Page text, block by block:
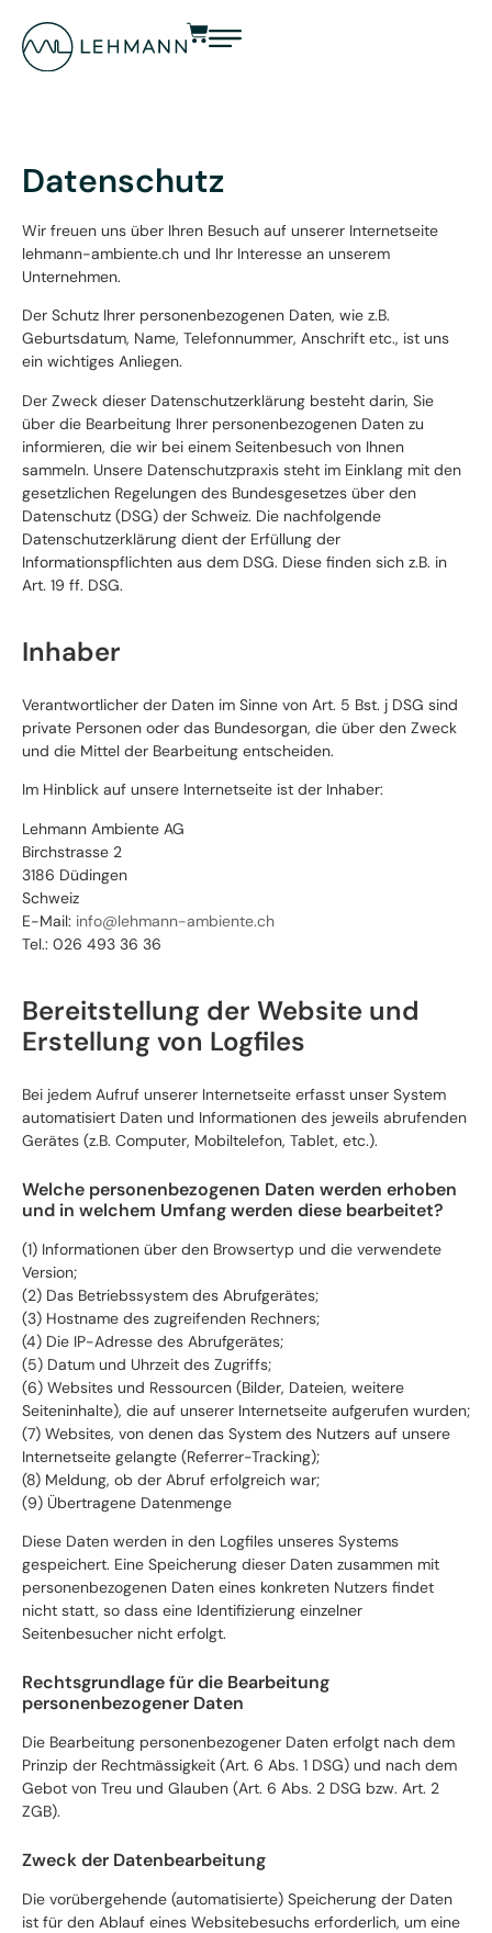
Datenschutz
Wir freuen uns über Ihren Besuch auf unserer Internetseite
lehmann-ambiente.ch und Ihr Interesse an unserem
Unternehmen.
Der Schutz Ihrer personenbezogenen Daten, wie z.B.
Geburtsdatum, Name, Telefonnummer, Anschrift etc., ist uns
ein wichtiges Anliegen.
Der Zweck dieser Datenschutzerklärung besteht darin, Sie
über die Bearbeitung Ihrer personenbezogenen Daten zu
informieren, die wir bei einem Seitenbesuch von Ihnen
sammeln. Unsere Datenschutzpraxis steht im Einklang mit den
gesetzlichen Regelungen des Bundesgesetzes über den
Datenschutz (DSG) der Schweiz. Die nachfolgende
Datenschutzerklärung dient der Erfüllung der
Informationspflichten aus dem DSG. Diese finden sich z.B. in
Art. 19 ff. DSG.
Inhaber
Verantwortlicher der Daten im Sinne von Art. 5 Bst. j DSG sind
private Personen oder das Bundesorgan, die über den Zweck
und die Mittel der Bearbeitung entscheiden.
Im Hinblick auf unsere Internetseite ist der Inhaber:
Lehmann Ambiente AG
Birchstrasse 2
3186 Düdingen
Schweiz
E-Mail: info@lehmann-ambiente.ch
Tel.: 026 493 36 36
Bereitstellung der Website und
Erstellung von Logfiles
Bei jedem Aufruf unserer Internetseite erfasst unser System
automatisiert Daten und Informationen des jeweils abrufenden
Gerätes (z.B. Computer, Mobiltelefon, Tablet, etc.).
Welche personenbezogenen Daten werden erhoben
und in welchem Umfang werden diese bearbeitet?
(1) Informationen über den Browsertyp und die verwendete
Version;
(2) Das Betriebssystem des Abrufgerätes;
(3) Hostname des zugreifenden Rechners;
(4) Die IP-Adresse des Abrufgerätes;
(5) Datum und Uhrzeit des Zugriffs;
(6) Websites und Ressourcen (Bilder, Dateien, weitere
Seiteninhalte), die auf unserer Internetseite aufgerufen wurden;
(7) Websites, von denen das System des Nutzers auf unsere
Internetseite gelangte (Referrer-Tracking);
(8) Meldung, ob der Abruf erfolgreich war;
(9) Übertragene Datenmenge
Diese Daten werden in den Logfiles unseres Systems
gespeichert. Eine Speicherung dieser Daten zusammen mit
personenbezogenen Daten eines konkreten Nutzers findet
nicht statt, so dass eine Identifizierung einzelner
Seitenbesucher nicht erfolgt.
Rechtsgrundlage für die Bearbeitung
personenbezogener Daten
Die Bearbeitung personenbezogener Daten erfolgt nach dem
Prinzip der Rechtmässigkeit (Art. 6 Abs. 1 DSG) und nach dem
Gebot von Treu und Glauben (Art. 6 Abs. 2 DSG bzw. Art. 2
ZGB).
Zweck der Datenbearbeitung
Die vorübergehende (automatisierte) Speicherung der Daten
ist für den Ablauf eines Websitebesuchs erforderlich, um eine